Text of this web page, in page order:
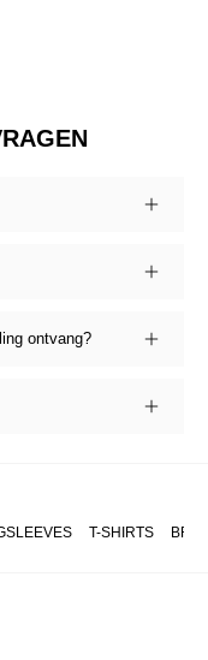
ontvang?
T-SHIRTS